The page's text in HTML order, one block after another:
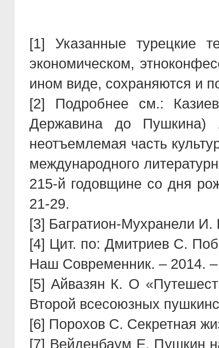
[1] Указанные турецкие
экономическом,
ином виде, сохраняются и
[2] Подробнее см.:
Державина до Пушкина)
неотъемлемая часть
международного
215-й годовщине со дня
21-29.
[3] Багратион-Мухранели И.
[4] Цит. по: Дмитриев С.
Наш Современник. – 2014.
[5] Айвазян К. О
Второй всесоюзных
[6] Порохов С. Секретная
[7] Вейденбаум Е. Пушкин